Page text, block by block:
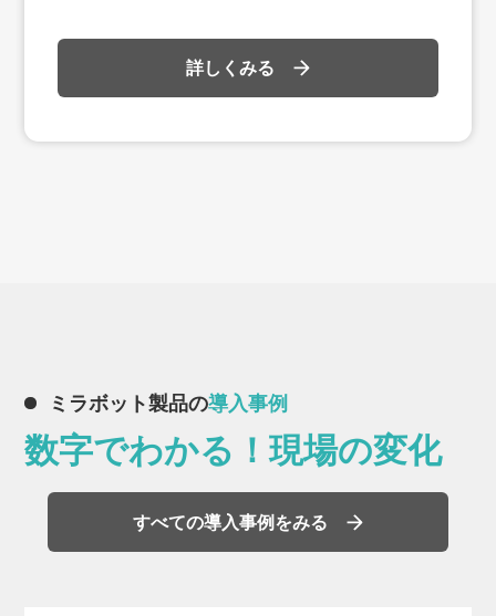
詳しくみる
ミラボット製品の導入事例
数字でわかる！現場の変化
すべての導入事例をみる